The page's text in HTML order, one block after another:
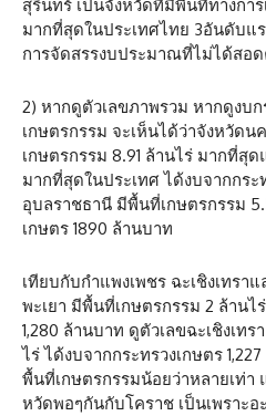
สุรินทร์ เป็นจังหวัดที่มีพื้นที่ทางกา
มากที่สุดในประเทศไทย 3อันดับแ
การจัดสรรงบประมาณที่ไม่ได้สอ
2) หากดูตัวเลขภาพรวม หากดูงบ
เกษตรกรรม จะเห็นได้ว่าจังหวัด
เกษตรกรรม 8.91 ล้านไร่ มากที่สุ
มากที่สุดในประเทศ ได้งบจากกระ
อุบลราชธานี มีพื้นที่เกษตรกรรม
เกษตร 1890 ล้านบาท
เทียบกับกำแพงเพชร ฉะเชิงเทรา
พะเยา มีพื้นที่เกษตรกรรม 2 ล้านไ
1,280 ล้านบาท ดูตัวเลขฉะเชิงเท
ไร่ ได้งบจากกระทรวงเกษตร
พื้นที่เกษตรกรรมน้อยว่าหลายเท่
หวัดพอๆกันกับโคราช เป็นเพราะอ